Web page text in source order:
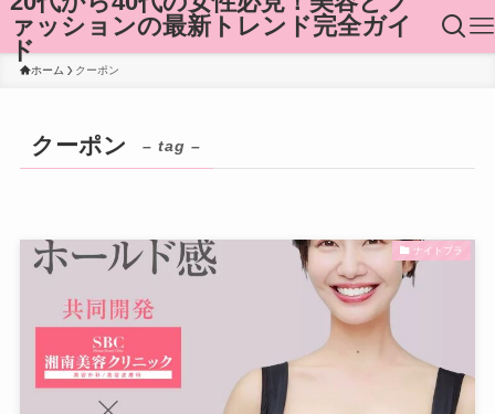
ァッションの最新トレンド完全ガイ
ド
ホーム クーポン
クーポン – tag –
ナイトブラ